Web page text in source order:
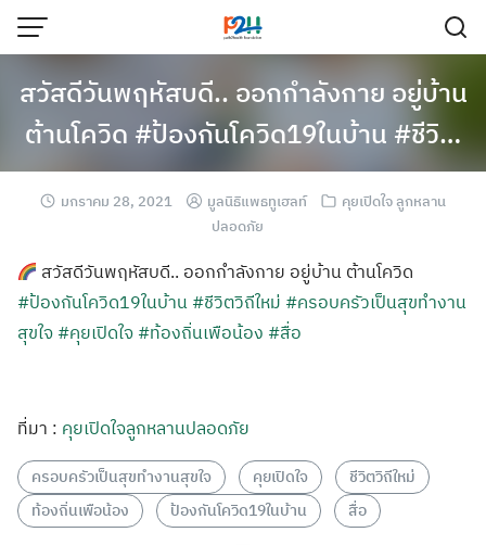
สวัสดีวันพฤหัสบดี.. ออกกำลังกาย อยู่บ้าน
ต้านโควิด #ป้องกันโควิด19ในบ้าน #ชีวิ…
มกราคม 28, 2021 มูลนิธิแพธทูเฮลท์
คุยเปิดใจ ลูกหลาน
ปลอดภัย
สวัสดีวันพฤหัสบดี.. ออกกำลังกาย อยู่บ้าน ต้านโควิด
#ป้องกันโควิด19ในบ้าน #ชีวิตวิถีใหม่ #ครอบครัวเป็นสุขทำงาน
สุขใจ #คุยเปิดใจ #ท้องถิ่นเพือน้อง #สื่อ
ที่มา : คุยเปิดใจลูกหลานปลอดภัย
ครอบครัวเป็นสุขทำงานสุขใจ คุยเปิดใจ
ชีวิตวิถีใหม่
ท้องถิ่นเพือน้อง
ป้องกันโควิด19ในบ้าน สื่อ